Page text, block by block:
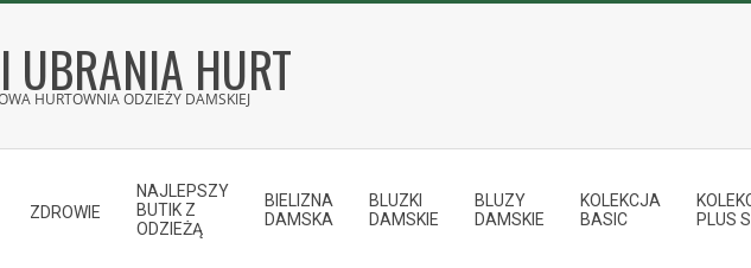
UBRANIA HURT
HURTOWNIA ODZIEŻY DAMSKIEJ
ZDROWIE
NAJLEPSZY
BUTIK Z
ODZIEŻĄ
BIELIZNA
DAMSKA
BLUZKI
DAMSKIE
BLUZY
DAMSKIE
KOLEKCJA
BASIC
PLUS